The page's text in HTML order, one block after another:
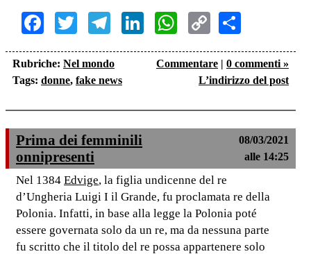
Facebook
TwitterTelegram
LinkedInWhatsApp
Copy
Link
Rubriche: Nel mondo
Tags: donne, fake news
Commentare | 0 commenti »
L’indirizzo del post
Prima dei femminili
onnipresenti
08/03/2021
alle 14:25
Nel 1384 Edvige, la figlia undicenne del re
d’Ungheria Luigi I il Grande, fu proclamata re della
Polonia. Infatti, in base alla legge la Polonia poté
essere governata solo da un re, ma da nessuna parte
fu scritto che il titolo del re possa appartenere solo